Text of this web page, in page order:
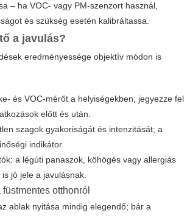
– ha VOC- vagy PM-szenzort használ,
és szükség esetén kalibráltassa.
a javulás?
eredményessége objektív módon is
és VOC-mérőt a helyiségekben; jegyezze fel
előtt és után.
szagok gyakoriságát és intenzitását; a
indikátor.
a légúti panaszok, köhögés vagy allergiás
jó jele a javulásnak.
otthonról
ablak nyitása mindig elegendő; bár a